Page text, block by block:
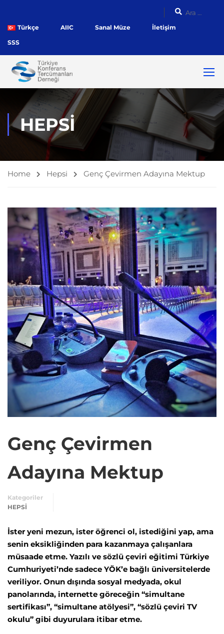
Türkçe AIIC Sanal Müze
İletişim
SSS
HEPSI
Home Hepsi Genç Çevirmen Adayına Mektup
Genç Çevirmen
Adayına Mektup
Kategoriler
HEPSI
İster yeni mezun, ister öğrenci ol, istediğini yap, ama
senin eksikliğinden para kazanmaya çalışanlara
müsaade etme. Yazılı ve sözlü çeviri eğitimi Türkiye
Cumhuriyeti’nde sadece YÖK’e bağlı üniversitelerde
veriliyor. Onun dışında sosyal medyada, okul
panolarında, internette göreceğin “simultane
sertifikası”, “simultane atölyesi”, “sözlü çeviri TV
okulu” gibi duyurulara itibar etme.